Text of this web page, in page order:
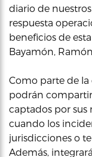
diario de
respuesta
beneficios de
Bayamón,
Como parte de
podrán
captados por sus
cuando los
jurisdicciones o
Además,